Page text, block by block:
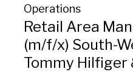
Operations
Retail Area
(m/f/x) South-
Tommy Hilfiger